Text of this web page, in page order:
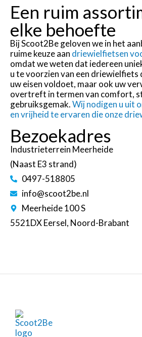
Een ruim
elke behoefte
Bij Scoot2Be geloven we in het
ruime keuze aan driewielfietsen
omdat we weten dat iedereen
u te voorzien van een driewielfiets
uw eisen voldoet, maar ook uw
overtreft in termen van comfort,
gebruiksgemak.Wij nodigen u uit
en vrijheid te ervaren die onze
Bezoekadres
Industrieterrein Meerheide
(Naast E3 strand)
0497-518805
info@scoot2be.nl
Meerheide 100 S
5521DX Eersel, Noord-Brabant